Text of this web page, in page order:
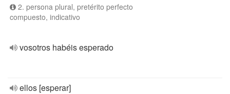
2. persona plural, pretérito perfecto
compuesto, indicativo
vosotros habéis esperado
ellos [esperar]